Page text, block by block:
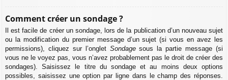
Comment créer un sondage ?
Il est facile de créer un sondage, lors de la publication d’un nouveau sujet
ou la modification du premier message d’un sujet (si vous en avez les
permissions), cliquez sur l’onglet Sondagesous la partie message (si
vous ne le voyez pas, vous n’avez probablement pas le droit de créer des
sondages). Saisissez le titre du sondage et au moins deux options
possibles, saisissez une option par ligne dans le champ des réponses.